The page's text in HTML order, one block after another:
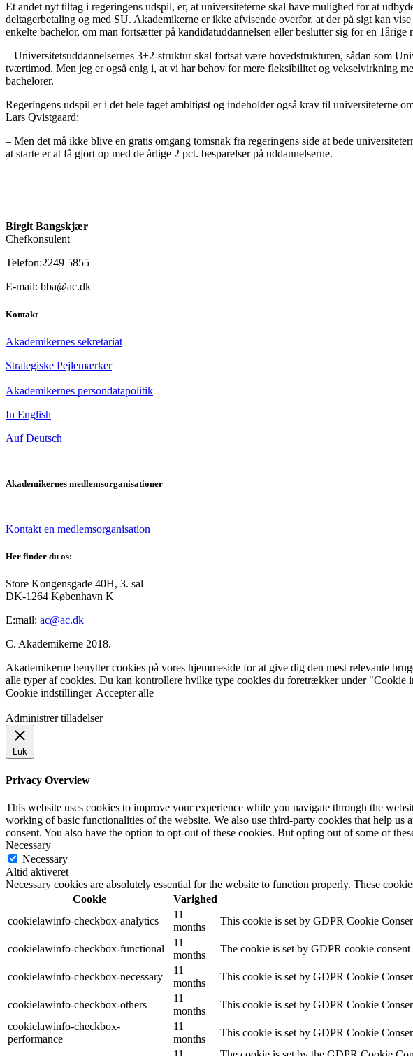
Et andet nyt tiltag i regeringens udspil, er, at universiteterne skal have mulighed for at
deltagerbetaling og med SU. Akademikerne er ikke afvisende overfor, at der på sigt kan
enkelte bachelor, om man fortsætter på kandidatuddannelsen eller beslutter sig for en 1årige
– Universitetsuddannelsernes 3+2-struktur skal fortsat være hovedstrukturen, sådan som
tværtimod. Men jeg er også enig i, at vi har behov for mere fleksibilitet og vekselvirkning
bachelorer.
Regeringens udspil er i det hele taget ambitiøst og indeholder også krav til universiteterne
Lars Qvistgaard:
– Men det må ikke blive en gratis omgang tomsnak fra regeringens side at bede
at starte er at få gjort op med de årlige 2 pct. besparelser på uddannelserne.
Birgit Bangskjær
Chefkonsulent
Telefon:2249 5855
E-mail: bba@ac.dk
Kontakt
Akademikernes sekretariat
Strategiske Pejlemærker
Akademikernes persondatapolitik
In English
Auf Deutsch
Akademikernes medlemsorganisationer
Kontakt en medlemsorganisation
Her finder du os:
Store Kongensgade 40H, 3. sal
DK-1264 København K
E:mail: ac@ac.dk
C. Akademikerne 2018.
Akademikerne benytter cookies på vores hjemmeside for at give dig den mest relevante
alle typer af cookies. Du kan kontrollere hvilke type cookies du foretrækker under "Cookie
Cookie indstillinger Accepter alle
Administrer tilladelser
Luk
Privacy Overview
This website uses cookies to improve your experience while you navigate through the
working of basic functionalities of the website. We also use third-party cookies that help
consent. You also have the option to opt-out of these cookies. But opting out of some of
Necessary
Necessary
Altid aktiveret
Necessary cookies are absolutely essential for the website to function properly. These
Cookie
Varighed
cookielawinfo-checkbox-analytics
11
months
This cookie is set by GDPR Cookie
cookielawinfo-checkbox-functional
11
months
The cookie is set by GDPR cookie
cookielawinfo-checkbox-necessary
11
months
This cookie is set by GDPR Cookie
cookielawinfo-checkbox-others
11
months
This cookie is set by GDPR Cookie
cookielawinfo-checkbox-
performance
11
months
This cookie is set by GDPR Cookie